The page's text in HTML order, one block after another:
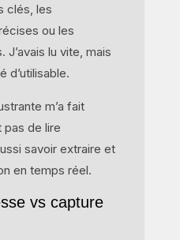
clés, les
ou les
lu vite, mais
d’utilisable.
m’a fait
pas de lire
savoir extraire et
en temps réel.
vs capture